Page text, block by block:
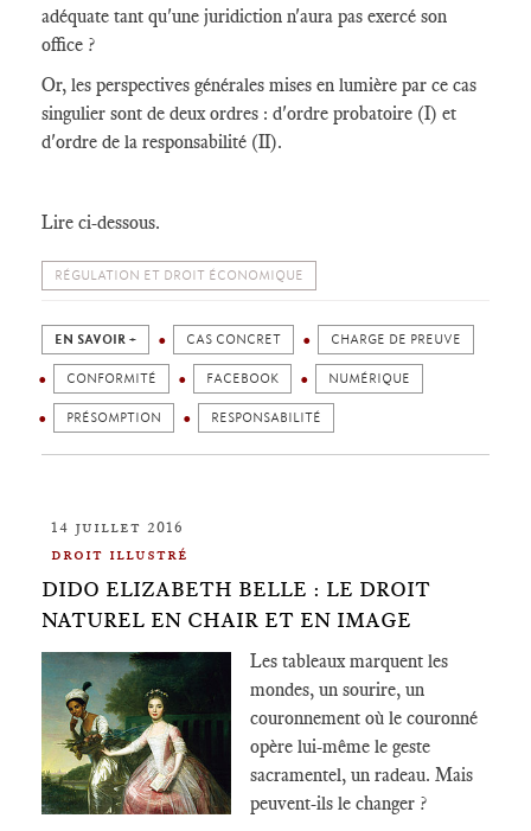
adéquate tant qu'une juridiction n'aura pas exercé son
office ?
Or, les perspectives générales mises en lumière par ce cas
singulier sont de deux ordres : d'ordre probatoire (I) et
d'ordre de la responsabilité (II).
Lire ci-dessous.
RÉGULATION ET DROIT ÉCONOMIQUE
EN SAVOIR + CAS CONCRET CHARGE DE PREUVE
CONFORMITÉ FACEBOOK NUMÉRIQUE
PRÉSOMPTION RESPONSABILITÉ
14 juillet 2016
droit illustré
DIDO ELIZABETH BELLE : LE DROIT
NATUREL EN CHAIR ET EN IMAGE
Les tableaux marquent les
mondes, un sourire, un
couronnement où le couronné
opère lui-même le geste
sacramentel, un radeau. Mais
peuvent-ils le changer ?